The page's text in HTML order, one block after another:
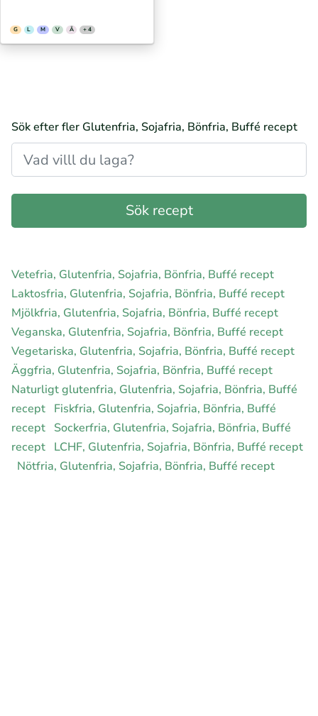
G L M V Ä + 4
Sök efter fler Glutenfria, Sojafria, Bönfria, Buffé recept
Vetefria, Glutenfria, Sojafria, Bönfria, Buffé recept
Laktosfria, Glutenfria, Sojafria, Bönfria, Buffé recept
Mjölkfria, Glutenfria, Sojafria, Bönfria, Buffé recept
Veganska, Glutenfria, Sojafria, Bönfria, Buffé recept
Vegetariska, Glutenfria, Sojafria, Bönfria, Buffé recept
Äggfria, Glutenfria, Sojafria, Bönfria, Buffé recept
Naturligt glutenfria, Glutenfria, Sojafria, Bönfria, Buffé
recept Fiskfria, Glutenfria, Sojafria, Bönfria, Buffé
recept Sockerfria, Glutenfria, Sojafria, Bönfria, Buffé
recept LCHF, Glutenfria, Sojafria, Bönfria, Buffé recept
Nötfria, Glutenfria, Sojafria, Bönfria, Buffé recept